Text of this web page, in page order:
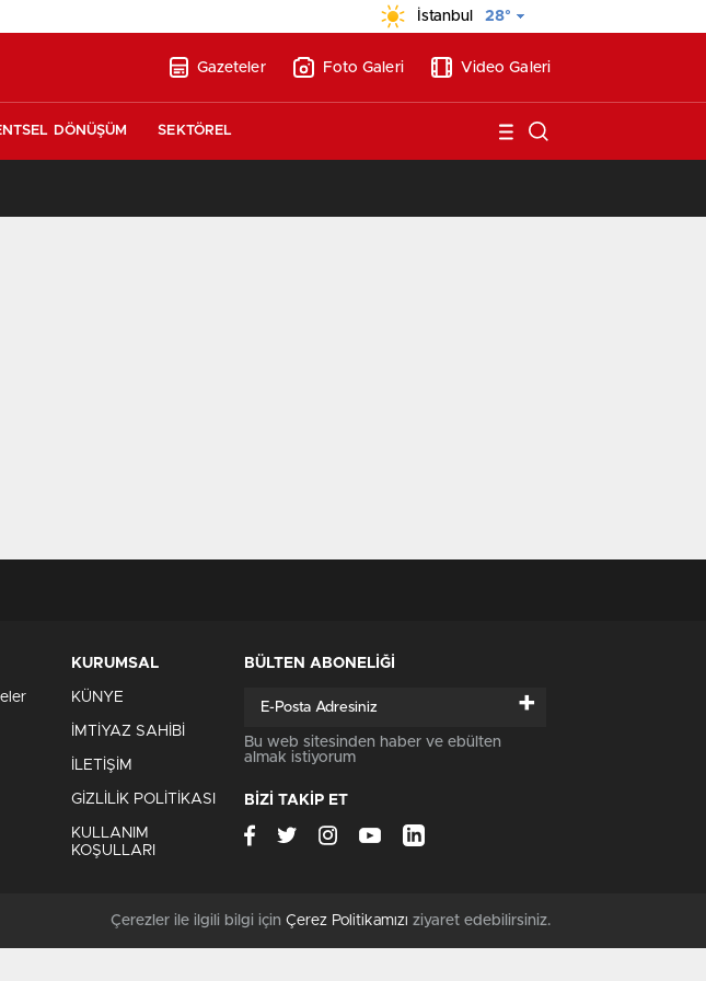
İstanbul 28°
Gazeteler Foto Galeri Video Galeri
DÖNÜŞÜM SEKTÖREL
KURUMSAL
KÜNYE
İMTİYAZ SAHİBİ
İLETİŞİM
GİZLİLİK POLİTİKASI
KULLANIM
KOŞULLARI
BÜLTEN ABONELİĞİ
+
Bu web sitesinden haber ve ebülten
almak istiyorum
BİZİ TAKİP ET
Çerezler ile ilgili bilgi için Çerez Politikamızı ziyaret edebilirsiniz.